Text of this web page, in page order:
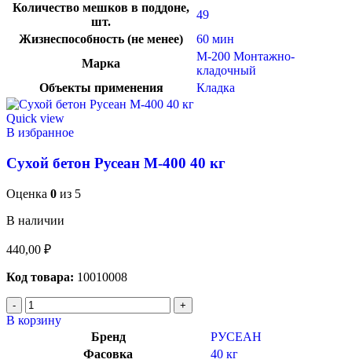
Количество мешков в поддоне,
шт.
49
Жизнеспособность (не менее)
60 мин
Марка
М-200 Монтажно-
кладочный
Объекты применения
Кладка
Quick view
В избранное
Сухой бетон Русеан М-400 40 кг
Оценка 0 из 5
В наличии
440,00 ₽
Код товара: 10010008
В корзину
Бренд
РУСЕАН
Фасовка
40 кг